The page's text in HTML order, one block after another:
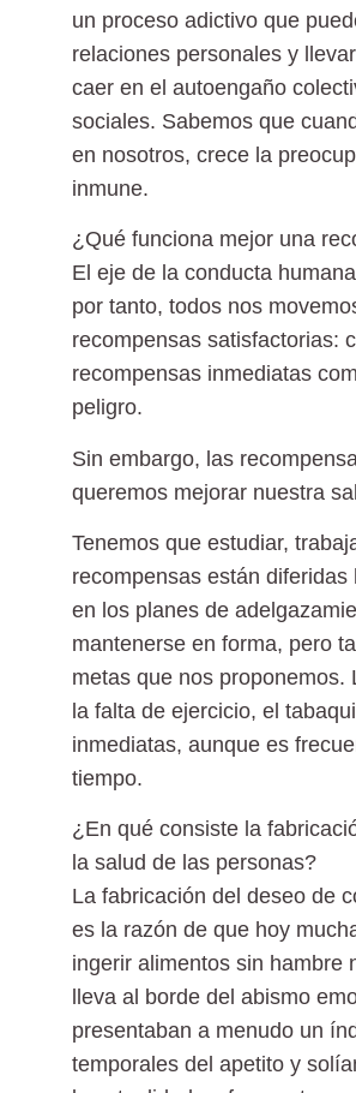
un proceso adictivo que
relaciones personales y
caer en el autoengaño
sociales. Sabemos que
en nosotros, crece la
inmune.
¿Qué funciona mejor una
El eje de la conducta
por tanto, todos nos
recompensas satisfactorias:
recompensas inmediatas
peligro.
Sin embargo, las
queremos mejorar nuestra
Tenemos que estudiar,
recompensas están
en los planes de
mantenerse en forma, pero
metas que nos proponemos.
la falta de ejercicio, el
inmediatas, aunque es
tiempo.
¿En qué consiste la
la salud de las personas?
La fabricación del deseo de
es la razón de que hoy
ingerir alimentos sin hambre
lleva al borde del abismo
presentaban a menudo un
temporales del apetito y